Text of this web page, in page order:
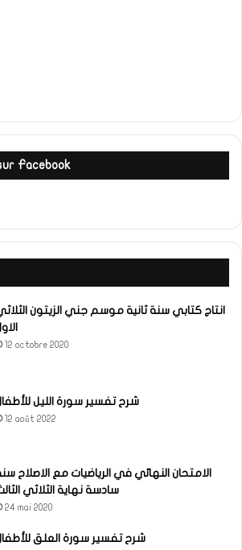
Facebook
انتاج كتابي سنة ثانية موسم جني الزيتون
12 octobre 2020
شرح تفسير سورة الليل
12 août 2022
الامتحان النهائي في الرياضيات مع الاصلاح
سادسة نهاية الثلاثي
24 mai 2020
شرح تفسير سورة العلق